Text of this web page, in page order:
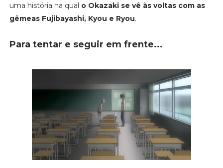
uma história na qual o Okazaki se vê às voltas com as
gêmeas Fujibayashi, Kyou e Ryou.
Para tentar e seguir em frente...